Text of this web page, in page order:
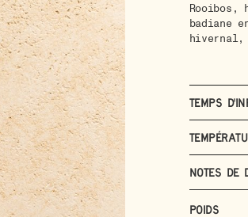
Rooibos,
badiane
hivernal,
Temps
Notes de
POIDS